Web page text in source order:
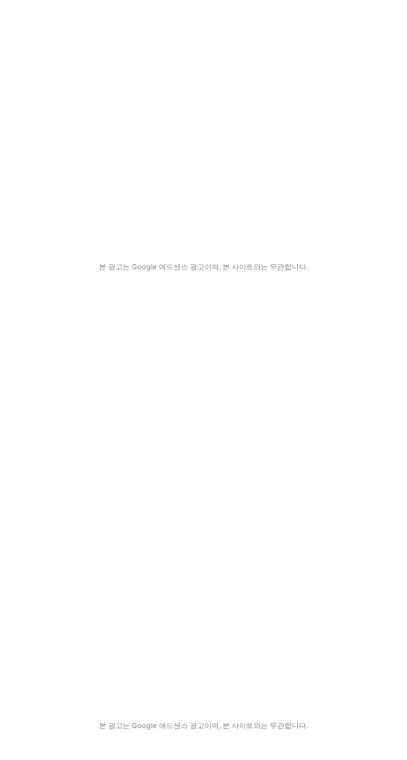
본 광고는 Google 애드센스 광고이며, 본 사이트와는 무관합니다.
본 광고는 Google 애드센스 광고이며, 본 사이트와는 무관합니다.